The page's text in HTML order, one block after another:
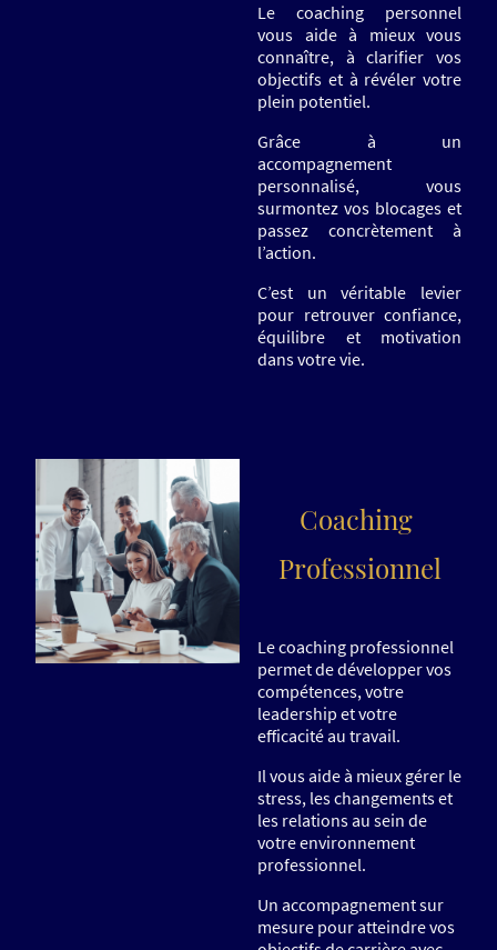
Le coaching personnel
vous aide à mieux vous
connaître, à clarifier vos
objectifs et à révéler votre
plein potentiel.
Grâce à un
accompagnement
personnalisé, vous
surmontez vos blocages et
passez concrètement à
l’action.
C’est un véritable levier
pour retrouver confiance,
équilibre et motivation
dans votre vie.
Coaching
Professionnel
Le coaching professionnel
permet de développer vos
compétences, votre
leadership et votre
efficacité au travail.
Il vous aide à mieux gérer le
stress, les changements et
les relations au sein de
votre environnement
professionnel.
Un accompagnement sur
mesure pour atteindre vos